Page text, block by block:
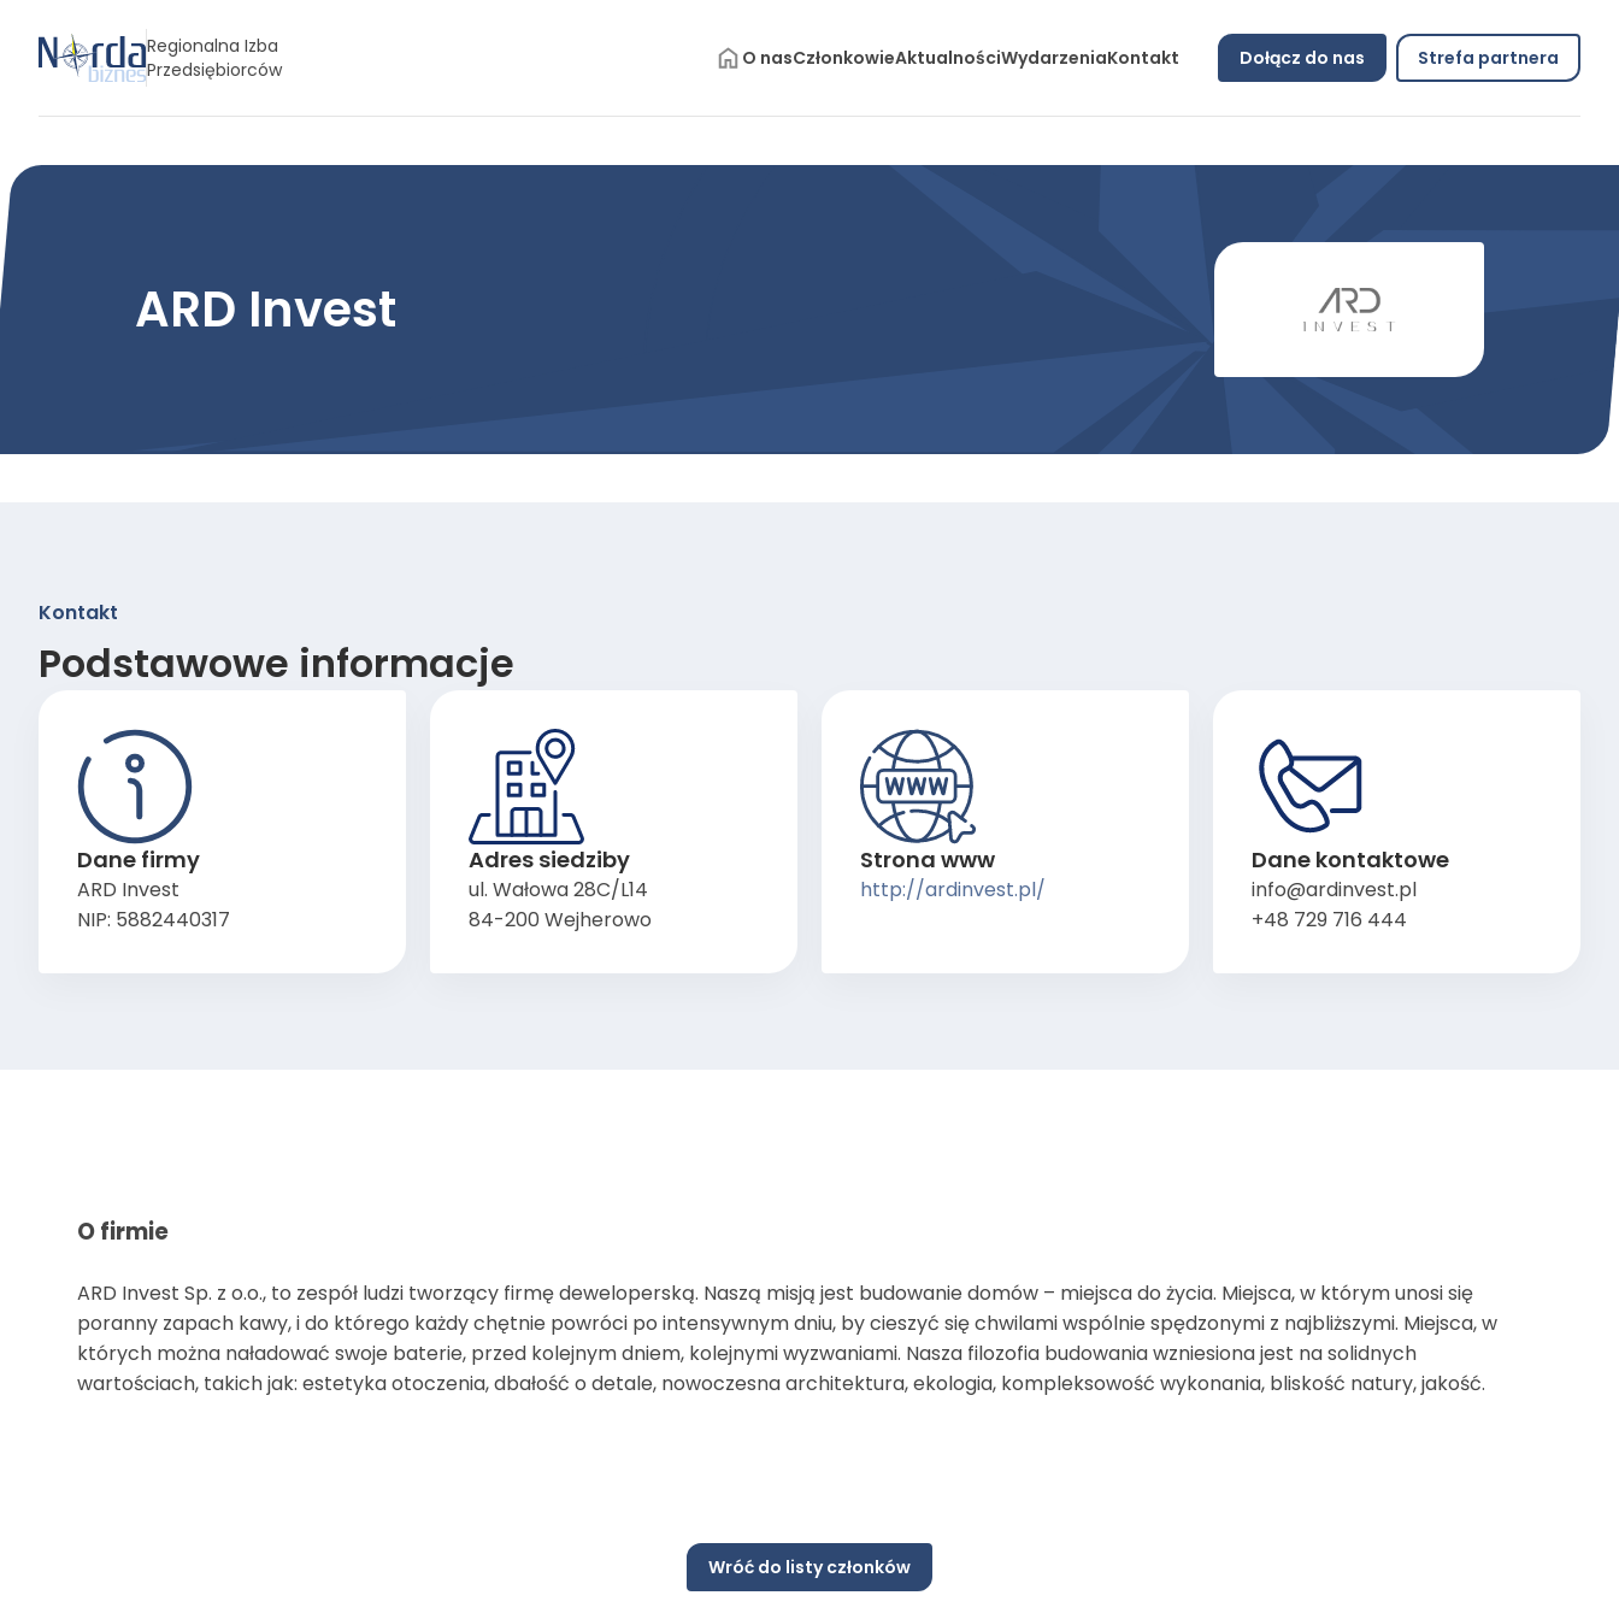
Regionalna Izba
Przedsiębiorców
O nasCzłonkowieAktualnościWydarzeniaKontakt Dołącz do nas Strefa partnera
ARD Invest
Kontakt
Podstawowe informacje
Dane firmy
ARD Invest
NIP: 5882440317
Adres siedziby
ul. Wałowa 28C/L14
84-200 Wejherowo
Strona www
http://ardinvest.pl/
Dane kontaktowe
info@ardinvest.pl
+48 729 716 444
O firmie
ARD Invest Sp. z o.o., to zespół ludzi tworzący firmę deweloperską. Naszą misją jest budowanie domów – miejsca do życia. Miejsca, w którym unosi się
poranny zapach kawy, i do którego każdy chętnie powróci po intensywnym dniu, by cieszyć się chwilami wspólnie spędzonymi z najbliższymi. Miejsca, w
których można naładować swoje baterie, przed kolejnym dniem, kolejnymi wyzwaniami. Nasza filozofia budowania wzniesiona jest na solidnych
wartościach, takich jak: estetyka otoczenia, dbałość o detale, nowoczesna architektura, ekologia, kompleksowość wykonania, bliskość natury, jakość.
Wróć do listy członków